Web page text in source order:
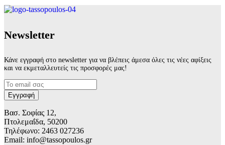
Νewsletter
Κάνε εγγραφή στο newsletter για να βλέπεις άμεσα όλες τις νέες αφίξεις
και να εκμεταλλευτείς τις προσφορές μας!
Βασ. Σοφίας 12,
Πτολεμαΐδα, 50200
Τηλέφωνο: 2463 027236
Email: info@tassopoulos.gr